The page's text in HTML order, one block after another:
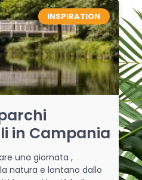
INSPIRATION
in Campania
una giornata ,
natura e lontano dallo